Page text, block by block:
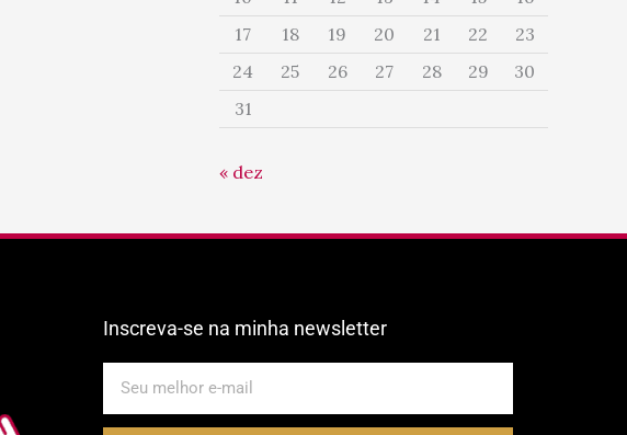
17
18 19 20 21 22
23
24
25 26 27 28 29
30
31
« dez
Inscreva-se na minha newsletter